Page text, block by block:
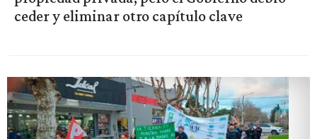
ceder y eliminar otro capítulo clave